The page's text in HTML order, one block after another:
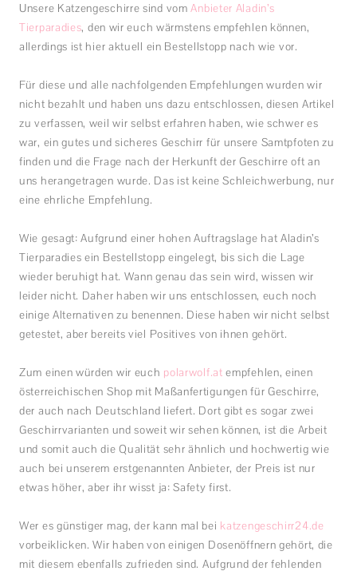
Unsere Katzengeschirre sind vomAnbieter Aladin’s
Tierparadies, den wir euch wärmstens empfehlen können,
allerdings ist hier aktuell ein Bestellstopp nach wie vor.
Für diese und alle nachfolgenden Empfehlungen wurden wir
nicht bezahlt und haben uns dazu entschlossen, diesen Artikel
zu verfassen, weil wir selbst erfahren haben, wie schwer es
war, ein gutes und sicheres Geschirr für unsere Samtpfoten zu
finden und die Frage nach der Herkunft der Geschirre oft an
uns herangetragen wurde. Das ist keine Schleichwerbung, nur
eine ehrliche Empfehlung.
Wie gesagt: Aufgrund einer hohen Auftragslage hat Aladin’s
Tierparadies ein Bestellstopp eingelegt, bis sich die Lage
wieder beruhigt hat. Wann genau das sein wird, wissen wir
leider nicht. Daher haben wir uns entschlossen, euch noch
einige Alternativen zu benennen. Diese haben wir nicht selbst
getestet, aber bereits viel Positives von ihnen gehört.
Zum einen würden wir euch polarwolf.atempfehlen, einen
österreichischen Shop mit Maßanfertigungen für Geschirre,
der auch nach Deutschland liefert. Dort gibt es sogar zwei
Geschirrvarianten und soweit wir sehen können, ist die Arbeit
und somit auch die Qualität sehr ähnlich und hochwertig wie
auch bei unserem erstgenannten Anbieter, der Preis ist nur
etwas höher, aber ihr wisst ja: Safety first.
Wer es günstiger mag, der kann mal bei katzengeschirr24.de
vorbeiklicken. Wir haben von einigen Dosenöffnern gehört, die
mit diesem ebenfalls zufrieden sind. Aufgrund der fehlenden